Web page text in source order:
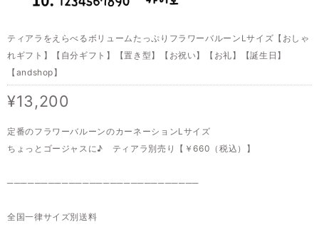
ティアラをえらべるボリュームたっぷりフラワーバルーンLサイズ【おしゃ
れギフト】【自分ギフト】【置き型】【お祝い】【お礼】【誕生日】
【andshop】
¥13,200
定番のフラワーバルーンのカーネーションLサイズ
ちょっとゴージャスに♪ ティアラ別売り【￥660（税込）】
────────────────────────────
全国一律サイズ別送料